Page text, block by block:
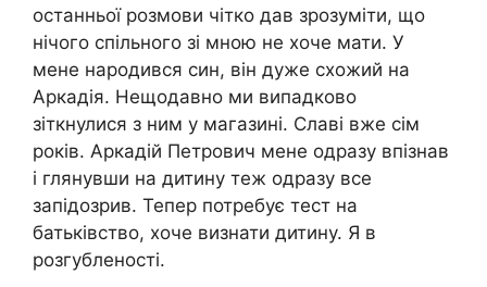
останньої розмови чітко дав зрозуміти, що
нічого спільного зі мною не хоче мати. У
мене народився син, він дуже схожий на
Аркадія. Нещодавно ми випадково
зіткнулися з ним у магазині. Славі вже сім
років. Аркадій Петрович мене одразу впізнав
і глянувши на дитину теж одразу все
запідозрив. Тепер потребує тест на
батьківство, хоче визнати дитину. Я в
розгубленості.